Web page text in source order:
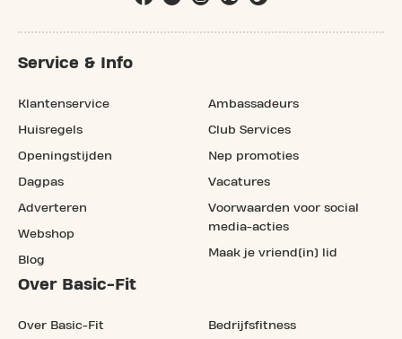
Service & Info
Klantenservice
Huisregels
Openingstijden
Dagpas
Adverteren
Webshop
Blog
Ambassadeurs
Club Services
Nep promoties
Vacatures
Voorwaarden voor social
media-acties
Maak je vriend(in) lid
Over Basic-Fit
Over Basic-Fit Bedrijfsfitness